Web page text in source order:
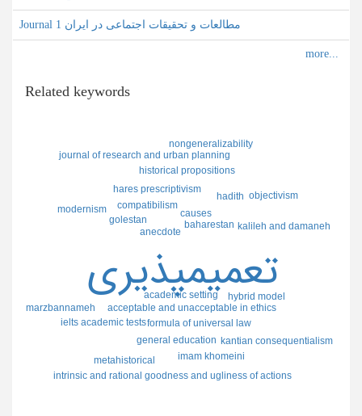
Journal مطالعات و تحقیقات اجتماعی در ایران 1
Related keywords
تعميمپذيري
academic setting
acceptable and unacceptable in ethics
anecdote
baharestan
causes
compatibilism
formula of universal law
general education
golestan
hadith
hares prescriptivism
historical propositions
hybrid model
ielts academic tests
imam khomeini
intrinsic and rational goodness and ugliness of actions
journal of research and urban planning
kalileh and damaneh
kantian consequentialism
marzbannameh
metahistorical
modernism
nongeneralizability
objectivism